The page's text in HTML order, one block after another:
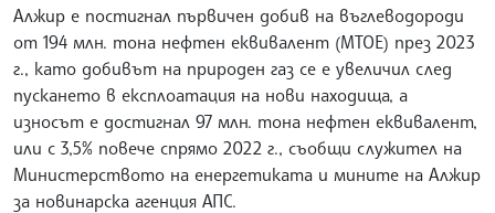
Алжир е постигнал първичен добив на въглеводороди
от 194 млн. тона нефтен еквивалент (MTOE) през 2023
г., като добивът на природен газ се е увеличил след
пускането в експлоатация на нови находища, а
износът е достигнал 97 млн. тона нефтен еквивалент,
или с 3,5% повече спрямо 2022 г., съобщи служител на
Министерството на енергетиката и мините на Алжир
за новинарска агенция АПС.